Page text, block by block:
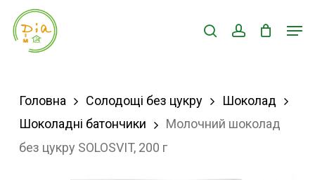
Skip
searchaccount
Головна Солодощі без цукру
Шоколад
Шоколадні батончики
Молочний шоколад
без цукру SOLOSVIT, 200 г